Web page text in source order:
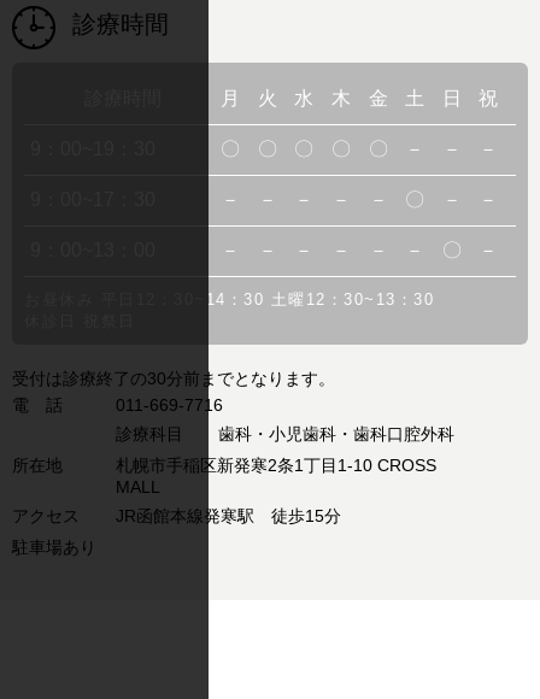
診療時間
月 火 水 木 金 土 日 祝
〇 〇 〇 〇 〇 － － －
－ － － － － 〇 － －
－ － － － － － 〇 －
お昼休み 平日12：30~14：30 土曜12：30~13：30
受付は診療終了の30分前までとなります。
電 話
011-669-7716
診療科目
歯科・小児歯科・歯科口腔外科
所在地
札幌市手稲区新発寒2条1丁目1-10 CROSS
MALL
アクセス
JR函館本線発寒駅 徒歩15分
駐車場あり